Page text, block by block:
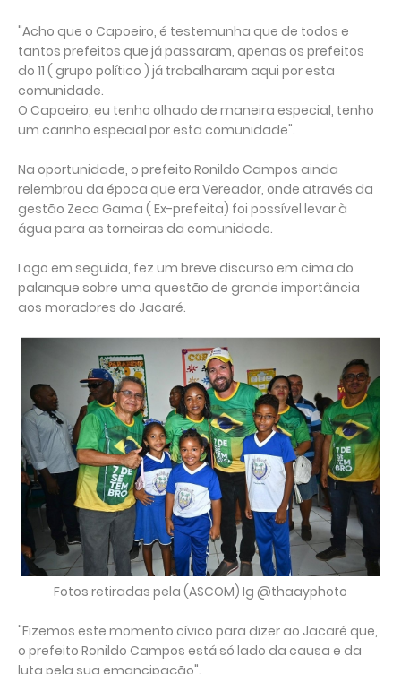
"Acho que o Capoeiro, é testemunha que de todos e
tantos prefeitos que já passaram, apenas os prefeitos
do 11 ( grupo político ) já trabalharam aqui por esta
comunidade.
O Capoeiro, eu tenho olhado de maneira especial, tenho
um carinho especial por esta comunidade".
Na oportunidade, o prefeito Ronildo Campos ainda
relembrou da época que era Vereador, onde através da
gestão Zeca Gama ( Ex-prefeita) foi possível levar à
água para as torneiras da comunidade.
Logo em seguida, fez um breve discurso em cima do
palanque sobre uma questão de grande importância
aos moradores do Jacaré.
Fotos retiradas pela (ASCOM) Ig @thaayphoto
"Fizemos este momento cívico para dizer ao Jacaré que,
o prefeito Ronildo Campos está só lado da causa e da
luta pela sua emancipação".